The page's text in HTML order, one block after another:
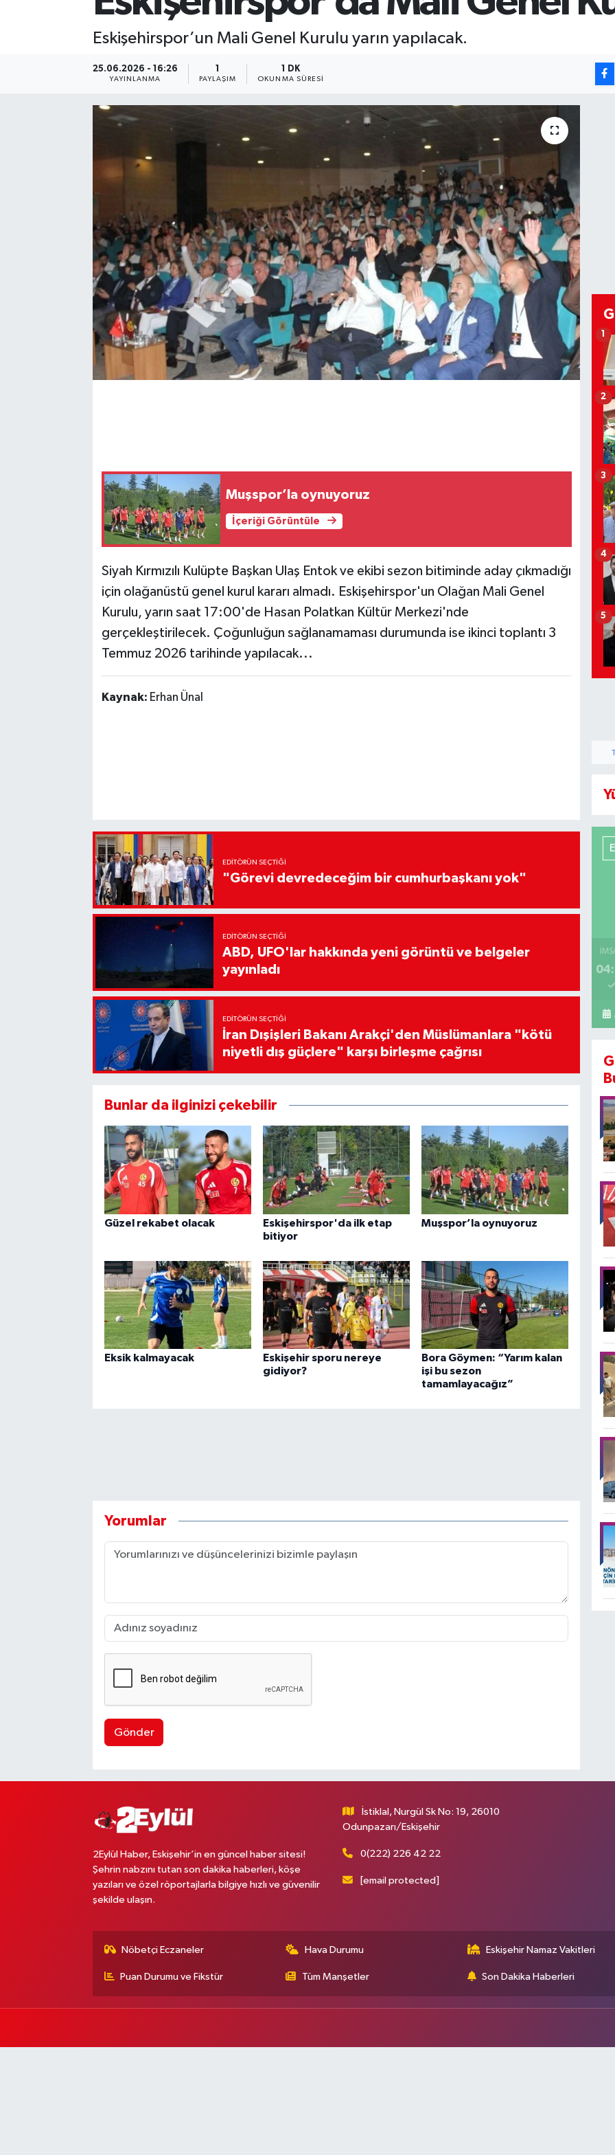
Eskişehirspor’un Mali Genel Kurulu yarın yapılacak.
25.06.2026 - 16:26
YAYINLANMA PAYLAŞIM
1 DK
OKUNMA SÜRESI
Muşspor’la oynuyoruz
İçeriği Görüntüle
Siyah Kırmızılı Kulüpte Başkan Ulaş Entok ve ekibi sezon bitiminde aday çıkmadığı
için olağanüstü genel kurul kararı almadı. Eskişehirspor'un Olağan Mali Genel
Kurulu, yarın saat 17:00'de Hasan Polatkan Kültür Merkezi'nde
gerçekleştirilecek. Çoğunluğun sağlanamaması durumunda ise ikinci toplantı 3
Temmuz 2026 tarihinde yapılacak...
Kaynak: Erhan Ünal
EDITÖRÜN SEÇTIĞI
"Görevi devredeceğim bir cumhurbaşkanı yok"
EDITÖRÜN SEÇTIĞI
ABD, UFO'lar hakkında yeni görüntü ve belgeler
yayınladı
EDITÖRÜN SEÇTIĞI
İran Dışişleri Bakanı Arakçi'den Müslümanlara "kötü
niyetli dış güçlere" karşı birleşme çağrısı
Bunlar da ilginizi çekebilir
Güzel rekabet olacak
Eskişehirspor'da ilk etap
bitiyor
Muşspor’la oynuyoruz
Eksik kalmayacak
Eskişehir sporu nereye
gidiyor?
Bora Göymen: “Yarım kalan
işi bu sezon
tamamlayacağız”
Yorumlar
Gönder
2
3
4
5
2Eylül Haber, Eskişehir’in en güncel haber sitesi!
Şehrin nabzını tutan son dakika haberleri, köşe
yazıları ve özel röportajlarla bilgiye hızlı ve güvenilir
şekilde ulaşın.
İstiklal, Nurgül Sk No: 19, 26010
Odunpazarı/Eskişehir
0(222) 226 42 22
[email protected]
Nöbetçi Eczaneler Hava Durumu Eskişehir Namaz Vakitleri
Puan Durumu ve Fikstür Tüm Manşetler Son Dakika Haberleri